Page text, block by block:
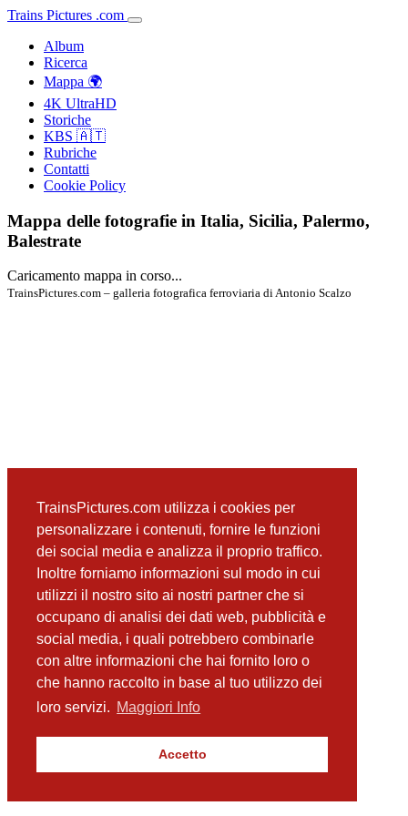
TrainsPictures.com utilizza i cookies per
personalizzare i contenuti, fornire le funzioni
dei social media e analizza il proprio traffico.
Inoltre forniamo informazioni sul modo in cui
utilizzi il nostro sito ai nostri partner che si
occupano di analisi dei dati web, pubblicità e
social media, i quali potrebbero combinarle
con altre informazioni che hai fornito loro o
che hanno raccolto in base al tuo utilizzo dei
loro servizi. Maggiori Info
Accetto
Trains Pictures .com
Album
Ricerca
Mappa 🌍
4K UltraHD
Storiche
KBS 🇦🇹
Rubriche
Contatti
Cookie Policy
Mappa delle fotografie in Italia, Sicilia, Palermo,
Balestrate
Caricamento mappa in corso...
TrainsPictures.com – galleria fotografica ferroviaria di Antonio Scalzo